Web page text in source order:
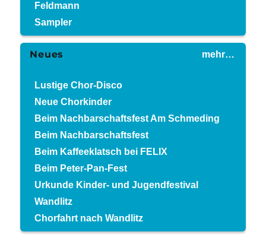
Feldmann
Sampler
mehr…
Neues
Lustige Chor-Disco
Neue Chorkinder
Beim Nachbarschaftsfest Am Schmeding
Beim Nachbarschaftsfest
Beim Kaffeeklatsch bei FELIX
Beim Peter-Pan-Fest
Urkunde Kinder- und Jugendfestival
Wandlitz
Chorfahrt nach Wandlitz